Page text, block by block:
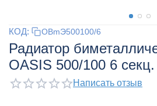
КОД: OBmЭ500100/6
Радиатор
OASIS 500/100 6 секц.
Написать отзыв